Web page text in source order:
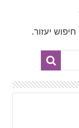
יעזור.